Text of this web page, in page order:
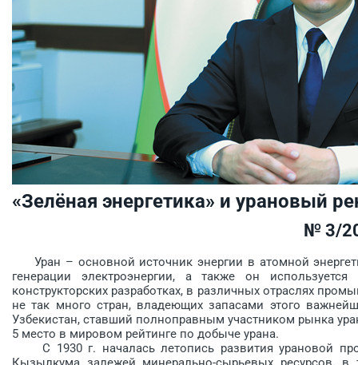
«Зелёная энергетика» и урановый
№ 3/
Уран – основной источник энергии в атомной
генерации электроэнергии, а также он
конструкторских разработках, в различных отраслях
не так много стран, владеющих запасами этого
Узбекистан, ставший полноправным участником рынка
5 место в мировом рейтинге по добыче урана.
С 1930 г. началась летопись развития урановой